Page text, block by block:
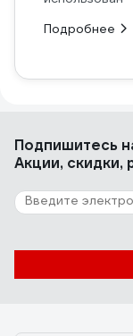
Подробнее
Подпишитесь
Акции, скидки,